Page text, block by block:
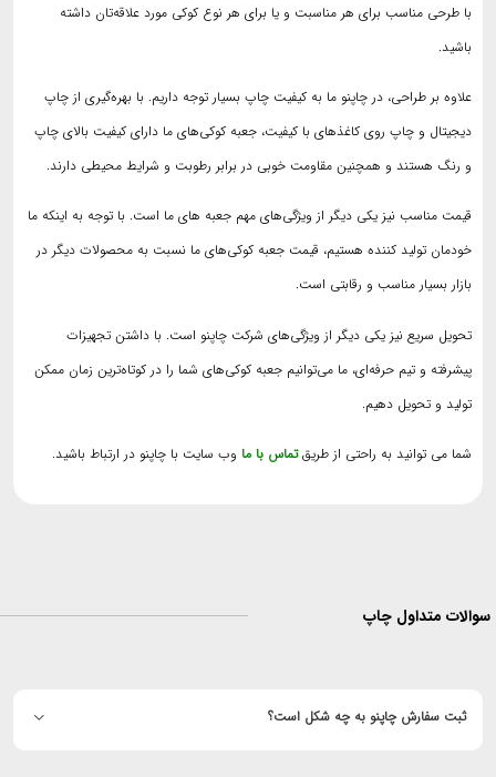
با طرحی مناسب برای هر مناسبت و یا برای هر نوع کوکی مورد علاقه‌تان داشته
باشید.
علاوه بر طراحی، در چاپنو ما به کیفیت چاپ بسیار توجه داریم. با بهره‌گیری از چاپ
دیجیتال و چاپ روی کاغذهای با کیفیت، جعبه کوکی‌های ما دارای کیفیت بالای چاپ
و رنگ هستند و همچنین مقاومت خوبی در برابر رطوبت و شرایط محیطی دارند.
قیمت مناسب نیز یکی دیگر از ویژگی‌های مهم جعبه های ما است. با توجه به اینکه ما
خودمان تولید کننده هستیم، قیمت جعبه کوکی‌های ما نسبت به محصولات دیگر در
بازار بسیار مناسب و رقابتی است.
تحویل سریع نیز یکی دیگر از ویژگی‌های شرکت چاپنو است. با داشتن تجهیزات
پیشرفته و تیم حرفه‌ای، ما می‌توانیم جعبه کوکی‌های شما را در کوتاه‌ترین زمان ممکن
تولید و تحویل دهیم.
شما می توانید به راحتی از طریقتماس با ما وب سایت با چاپنو در ارتباط باشید.
متداول چاپ
ثبت سفارش چاپنو به چه شکل است؟